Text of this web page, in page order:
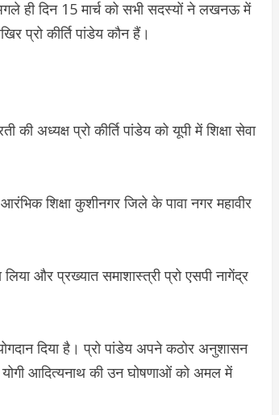
ही दिन 15 मार्च को सभी सदस्यों ने लखनऊ में
प्रो कीर्ति पांडेय कौन हैं।
की अध्यक्ष प्रो कीर्ति पांडेय को यूपी में शिक्षा सेवा
शिक्षा कुशीनगर जिले के पावा नगर महावीर
और प्रख्यात समाशास्त्री प्रो एसपी नागेंद्र
योगदान दिया है। प्रो पांडेय अपने कठोर अनुशासन
आदित्यनाथ की उन घोषणाओं को अमल में